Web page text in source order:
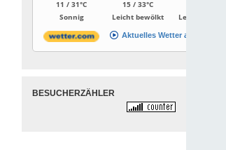
11 / 31°C
Sonnig
15 / 33°C
Leicht bewölkt
Leicht bewölkt
Aktuelles Wetter ansehen
BESUCHERZÄHLER